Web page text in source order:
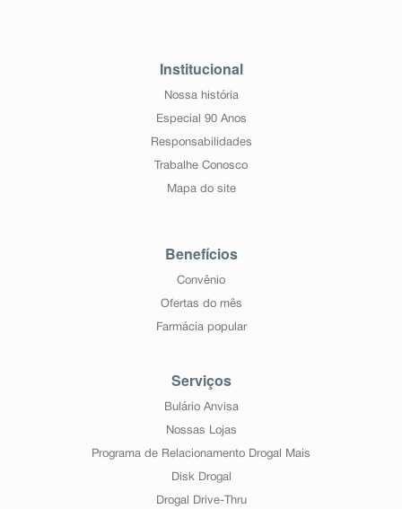
Institucional
Nossa história
Especial 90 Anos
Responsabilidades
Trabalhe Conosco
Mapa do site
Benefícios
Convênio
Ofertas do mês
Farmácia popular
Serviços
Bulário Anvisa
Nossas Lojas
Programa de Relacionamento Drogal Mais
Disk Drogal
Drogal Drive-Thru